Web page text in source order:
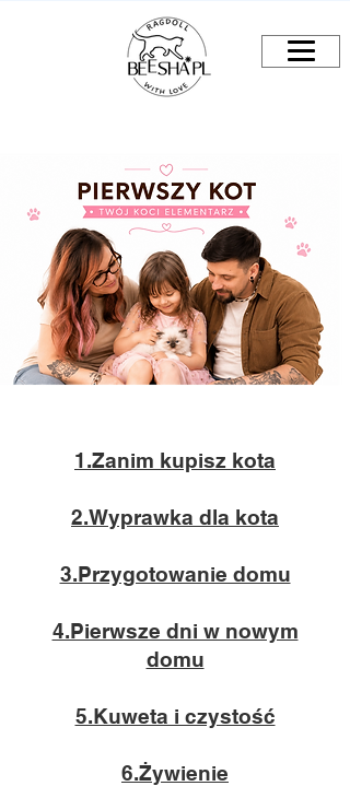
1.Zanim kupisz kota
2.Wyprawka dla kota
3.Przygotowanie domu
4.Pierwsze dni w nowym
domu
5.Kuweta i czystość
6.Żywienie